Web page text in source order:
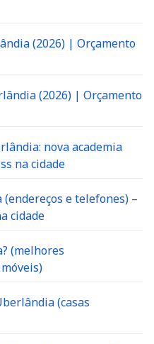
(2026) | Orçamento
(2026) | Orçamento
nova academia
na cidade
e telefones) –
cidade
(melhores
(casas